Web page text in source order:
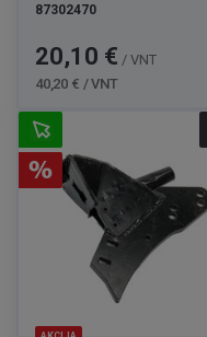
87302470
Kaina
20,10 € / VNT
40,20 € / VNT